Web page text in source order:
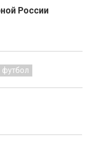
России
футбол